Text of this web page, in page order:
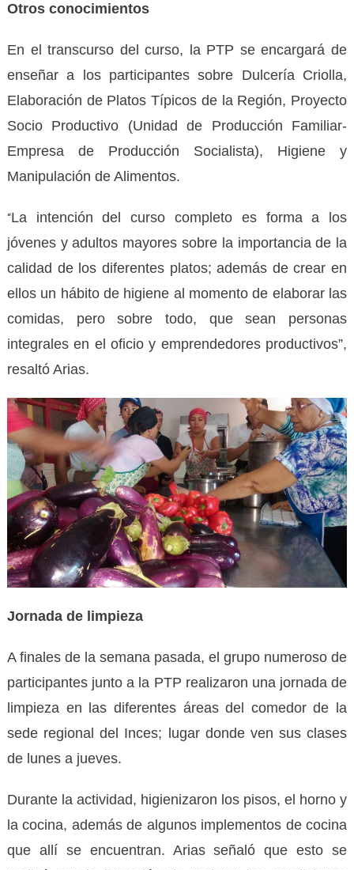
Otros conocimientos
En el transcurso del curso, la PTP se encargará de
enseñar a los participantes sobre Dulcería Criolla,
Elaboración de Platos Típicos de la Región, Proyecto
Socio Productivo (Unidad de Producción Familiar-
Empresa de Producción Socialista), Higiene y
Manipulación de Alimentos.
“La intención del curso completo es forma a los
jóvenes y adultos mayores sobre la importancia de la
calidad de los diferentes platos; además de crear en
ellos un hábito de higiene al momento de elaborar las
comidas, pero sobre todo, que sean personas
integrales en el oficio y emprendedores productivos”,
resaltó Arias.
Jornada de limpieza
A finales de la semana pasada, el grupo numeroso de
participantes junto a la PTP realizaron una jornada de
limpieza en las diferentes áreas del comedor de la
sede regional del Inces; lugar donde ven sus clases
de lunes a jueves.
Durante la actividad, higienizaron los pisos, el horno y
la cocina, además de algunos implementos de cocina
que allí se encuentran. Arias señaló que esto se